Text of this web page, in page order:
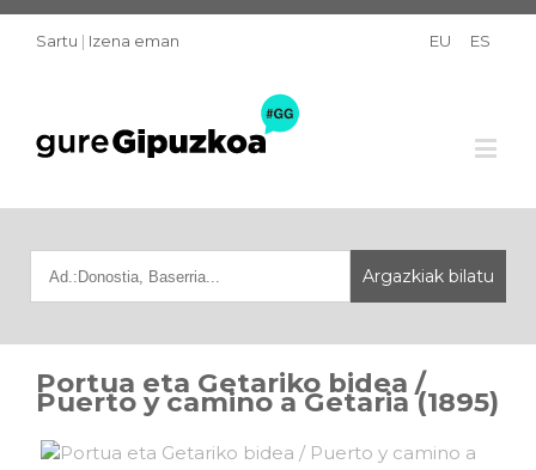
Sartu | Izena eman EU ES
Portua eta Getariko bidea /
Puerto y camino a Getaria (1895)